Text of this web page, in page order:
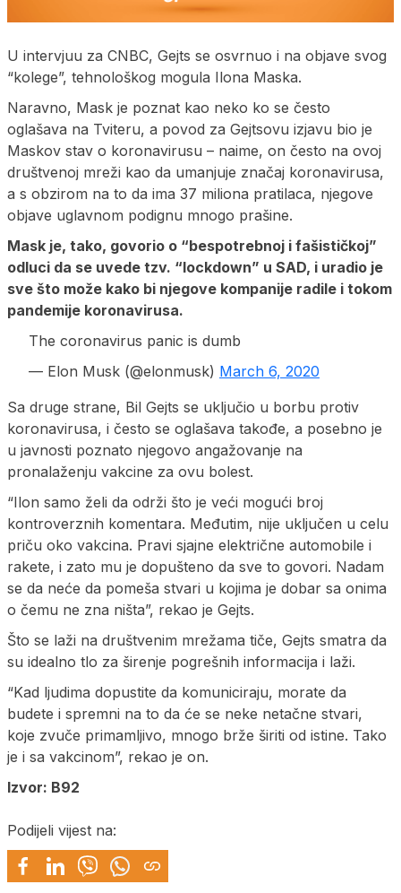
U intervjuu za CNBC, Gejts se osvrnuo i na objave svog
“kolege”, tehnološkog mogula Ilona Maska.
Naravno, Mask je poznat kao neko ko se često
oglašava na Tviteru, a povod za Gejtsovu izjavu bio je
Maskov stav o koronavirusu – naime, on često na ovoj
društvenoj mreži kao da umanjuje značaj koronavirusa,
a s obzirom na to da ima 37 miliona pratilaca, njegove
objave uglavnom podignu mnogo prašine.
Mask je, tako, govorio o “bespotrebnoj i fašističkoj”
odluci da se uvede tzv. “lockdown” u SAD, i uradio je
sve što može kako bi njegove kompanije radile i tokom
pandemije koronavirusa.
The coronavirus panic is dumb
— Elon Musk (@elonmusk) March 6, 2020
Sa druge strane, Bil Gejts se uključio u borbu protiv
koronavirusa, i često se oglašava takođe, a posebno je
u javnosti poznato njegovo angažovanje na
pronalaženju vakcine za ovu bolest.
“Ilon samo želi da održi što je veći mogući broj
kontroverznih komentara. Međutim, nije uključen u celu
priču oko vakcina. Pravi sjajne električne automobile i
rakete, i zato mu je dopušteno da sve to govori. Nadam
se da neće da pomeša stvari u kojima je dobar sa onima
o čemu ne zna ništa”, rekao je Gejts.
Što se laži na društvenim mrežama tiče, Gejts smatra da
su idealno tlo za širenje pogrešnih informacija i laži.
“Kad ljudima dopustite da komuniciraju, morate da
budete i spremni na to da će se neke netačne stvari,
koje zvuče primamljivo, mnogo brže širiti od istine. Tako
je i sa vakcinom”, rekao je on.
Izvor: B92
Podijeli vijest na: